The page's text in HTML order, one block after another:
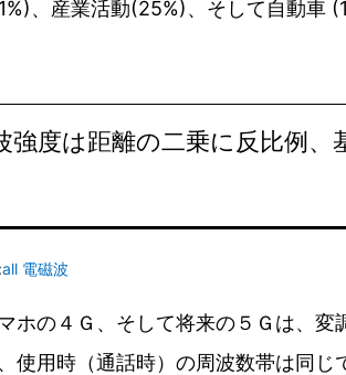
、産業活動(25%)、そして自動車
強度は距離の二乗に反比例、
all 電磁波
ホの４Ｇ、そして将来の５Ｇは、変
使用時（通話時）の周波数帯は同じ